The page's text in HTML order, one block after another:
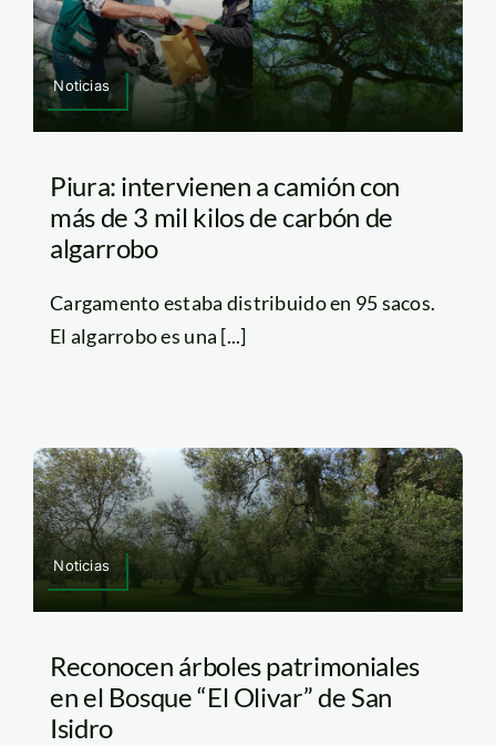
Noticias
Piura: intervienen a camión con
más de 3 mil kilos de carbón de
algarrobo
Cargamento estaba distribuido en 95 sacos.
El algarrobo es una [...]
Noticias
Reconocen árboles patrimoniales
en el Bosque “El Olivar” de San
Isidro